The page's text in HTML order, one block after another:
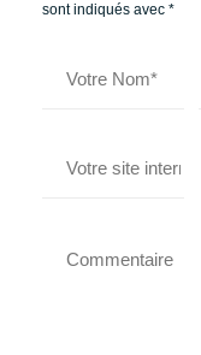
sont indiqués avec *